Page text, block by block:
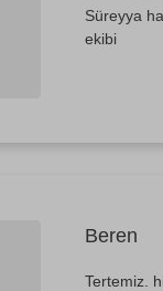
Süreyya
ekibi
Beren
Tertemiz.